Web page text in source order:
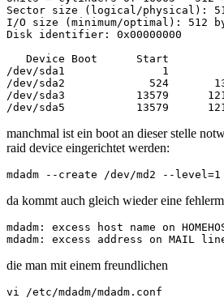
Sector size (logical/physical):
I/O size (minimum/optimal): 512
Disk identifier: 0x00000000
Device Boot      Start
/dev/sda1               1
/dev/sda2             524
/dev/sda3           13579
manchmal ist ein boot an dieser stelle
raid device eingerichtet werden:
da kommt auch gleich wieder eine
mdadm: excess host name on
die man mit einem freundlichen